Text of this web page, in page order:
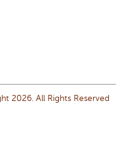
2026. All Rights Reserved